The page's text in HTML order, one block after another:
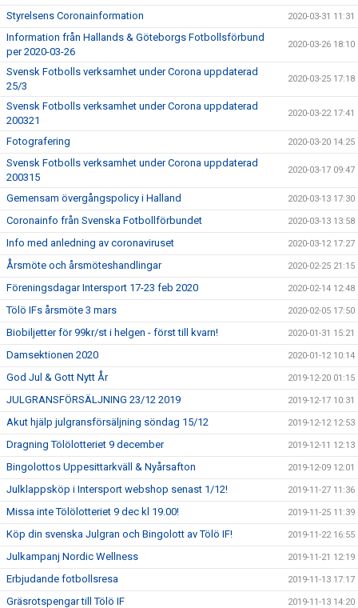
Styrelsens Coronainformation 2020-03-31 11:31
Information från Hallands & Göteborgs Fotbollsförbund
per 2020-03-26
2020-03-26 18:10
Svensk Fotbolls verksamhet under Corona uppdaterad
25/3
2020-03-25 17:18
Svensk Fotbolls verksamhet under Corona uppdaterad
200321
2020-03-22 17:41
Fotografering 2020-03-20 14:25
Svensk Fotbolls verksamhet under Corona uppdaterad
200315
2020-03-17 09:47
Gemensam övergångspolicy i Halland 2020-03-13 17:30
Coronainfo från Svenska Fotbollförbundet 2020-03-13 13:58
Info med anledning av coronaviruset 2020-03-12 17:27
Årsmöte och årsmöteshandlingar 2020-02-25 21:15
Föreningsdagar Intersport 17-23 feb 2020 2020-02-14 12:48
Tölö IFs årsmöte 3 mars 2020-02-05 17:50
Biobiljetter för 99kr/st i helgen - först till kvarn! 2020-01-31 15:21
Damsektionen 2020 2020-01-12 10:14
God Jul & Gott Nytt År 2019-12-20 01:15
JULGRANSFÖRSÄLJNING 23/12 2019 2019-12-17 10:31
Akut hjälp julgransförsäljning söndag 15/12 2019-12-12 12:53
Dragning Tölölotteriet 9 december 2019-12-11 12:13
Bingolottos Uppesittarkväll & Nyårsafton 2019-12-09 12:01
Julklappsköp i Intersport webshop senast 1/12! 2019-11-27 11:36
Missa inte Tölölotteriet 9 dec kl 19.00! 2019-11-25 11:39
Köp din svenska Julgran och Bingolott av Tölö IF! 2019-11-22 16:55
Julkampanj Nordic Wellness 2019-11-21 12:19
Erbjudande fotbollsresa 2019-11-13 17:17
Gräsrotspengar till Tölö IF 2019-11-13 14:20